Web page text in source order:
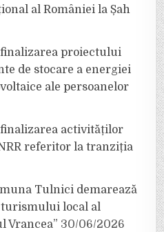
al României la Șah
finalizarea proiectului
de stocare a energiei
ale persoanelor
finalizarea activităților
referitor la tranziția
Tulnici demarează
local al
Vrancea” 30/06/2026